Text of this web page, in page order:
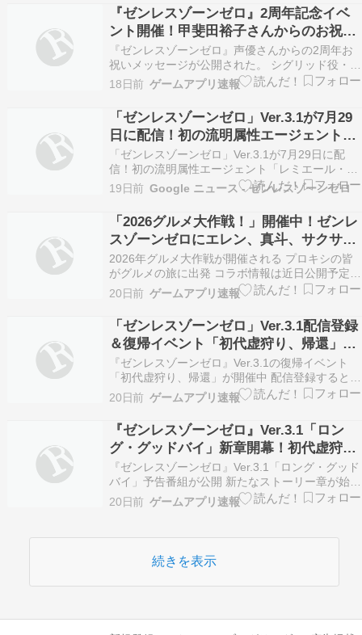
『ゼンレスゾーンゼロ』2周年記念イベ
ント開催！甲斐田裕子さんからのお祝い
メッセージも公開
『ゼンレスゾーンゼロ』声優さんからの2周年お
祝いメッセージが公開された。 シグリッド役・甲
斐田裕子様からのメッセージも含まれている。 ゲ
ーム『ゼンレスゾーンゼロ』の2ndアニバーサリ
ーが7月29日より開催される。 Ver…
18日前 ゲームアプリ速報
「ゼンレスゾーンゼロ」Ver.3.1が7月29
日に配信！初の流明属性エージェント
「レミエール・ダン」と空巡局総務次官
「シグリッド」が登場 - Gamer
「ゼンレスゾーンゼロ」Ver.3.1が7月29日に配
信！初の流明属性エージェント「レミエール・ダ
ン」と空巡局総務次官「シグリッド」が登場
Gamer
19日前 Google ニュース - ゼンレスゾーンゼロ
「2026グルメ大作戦！」開催中！ゼンレ
スゾーンゼロにエレン、真斗、サクサク
ボンプが参戦
2026年グルメ大作戦が開催される プロキシの皆
がグルメの旅に出発 コラボ情報は近日公開予定
SNSキャンペーンに参加してグッズ報酬が当たる
チャンス 参加方法はコメント欄に最も食べてみた
いグルメをシェア 報酬は心象映画シ…
20日前 ゲームアプリ速報
「ゼンレスゾーンゼロ」Ver.3.1配信登録
＆復帰イベント「初代虚狩り、帰還」開
催中！
『ゼンレスゾーンゼロ』Ver.3.1の復帰イベント
「初代虚狩り、帰還」が開催中 配信登録するとポ
リクロームや記念名刺など豪華報酬がもらえる 友
達に復帰を呼びかけるとポリクロームを獲得可能
ログインイベントでポリクロームを…
20日前 ゲームアプリ速報
『ゼンレスゾーンゼロ』Ver.3.1「ロン
グ・グッドバイ」新章開幕！初代虚狩り
「レミエール」と新エージェント「シグ
リッド」が登場
『ゼンレスゾーンゼロ』Ver.3.1「ロング・グッド
バイ」予告番組が公開 新たなストーリー章が始ま
り、初代虚狩り「レミエール」と新エージェント
「シグリッド」が登場 Ver.3.1期間中にログイン
20日前 ゲームアプリ速報
続きを表示